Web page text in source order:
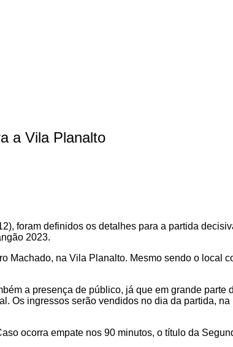
a Vila Planalto
foram definidos os detalhes para a partida
2023.
Machado, na Vila Planalto. Mesmo sendo o local
a presença de público, já que em grande
Os ingressos serão vendidos no dia da partida,
ocorra empate nos 90 minutos, o título da